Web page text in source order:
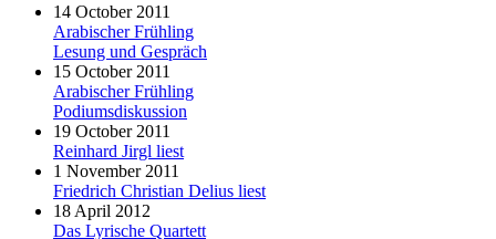
14 October 2011
Arabischer Frühling
Lesung und Gespräch
15 October 2011
Arabischer Frühling
Podiumsdiskussion
19 October 2011
Reinhard Jirgl liest
1 November 2011
Friedrich Christian Delius liest
18 April 2012
Das Lyrische Quartett